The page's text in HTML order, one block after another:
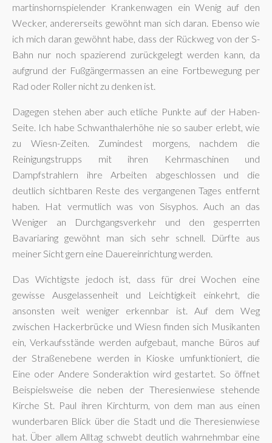
martinshornspielender Krankenwagen ein Wenig auf den
Wecker, andererseits gewöhnt man sich daran. Ebenso wie
ich mich daran gewöhnt habe, dass der Rückweg von der S-
Bahn nur noch spazierend zurückgelegt werden kann, da
aufgrund der Fußgängermassen an eine Fortbewegung per
Rad oder Roller nicht zu denken ist.
Dagegen stehen aber auch etliche Punkte auf der Haben-
Seite. Ich habe Schwanthalerhöhe nie so sauber erlebt, wie
zu Wiesn-Zeiten. Zumindest morgens, nachdem die
Reinigungstrupps mit ihren Kehrmaschinen und
Dampfstrahlern ihre Arbeiten abgeschlossen und die
deutlich sichtbaren Reste des vergangenen Tages entfernt
haben. Hat vermutlich was von Sisyphos. Auch an das
Weniger an Durchgangsverkehr und den gesperrten
Bavariaring gewöhnt man sich sehr schnell. Dürfte aus
meiner Sicht gern eine Dauereinrichtung werden.
Das Wichtigste jedoch ist, dass für drei Wochen eine
gewisse Ausgelassenheit und Leichtigkeit einkehrt, die
ansonsten weit weniger erkennbar ist. Auf dem Weg
zwischen Hackerbrücke und Wiesn finden sich Musikanten
ein, Verkaufsstände werden aufgebaut, manche Büros auf
der Straßenebene werden in Kioske umfunktioniert, die
Eine oder Andere Sonderaktion wird gestartet. So öffnet
Beispielsweise die neben der Theresienwiese stehende
Kirche St. Paul ihren Kirchturm, von dem man aus einen
wunderbaren Blick über die Stadt und die Theresienwiese
hat. Über allem Alltag schwebt deutlich wahrnehmbar eine